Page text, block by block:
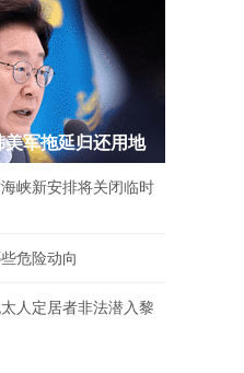
军拖延归还用地
峡新安排将关闭临时
危险动向
人定居者非法潜入黎